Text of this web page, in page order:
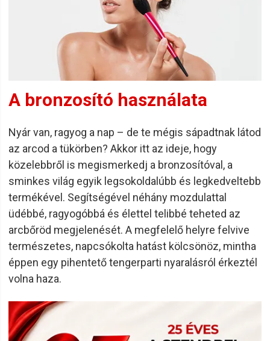
A bronzosító használata
Nyár van, ragyog a nap – de te mégis sápadtnak látod
az arcod a tükörben? Akkor itt az ideje, hogy
közelebbről is megismerkedj a bronzosítóval, a
sminkes világ egyik legsokoldalúbb és legkedveltebb
termékével. Segítségével néhány mozdulattal
üdébbé, ragyogóbbá és élettel telibbé teheted az
arcbőröd megjelenését. A megfelelő helyre felvive
természetes, napcsókolta hatást kölcsönöz, mintha
éppen egy pihentető tengerparti nyaralásról érkeztél
volna haza.